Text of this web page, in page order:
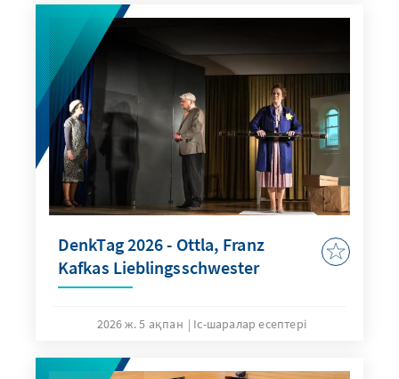
DenkTag 2026 - Ottla, Franz
Kafkas Lieblingsschwester
2026 ж. 5 ақпан Іс-шаралар есептері